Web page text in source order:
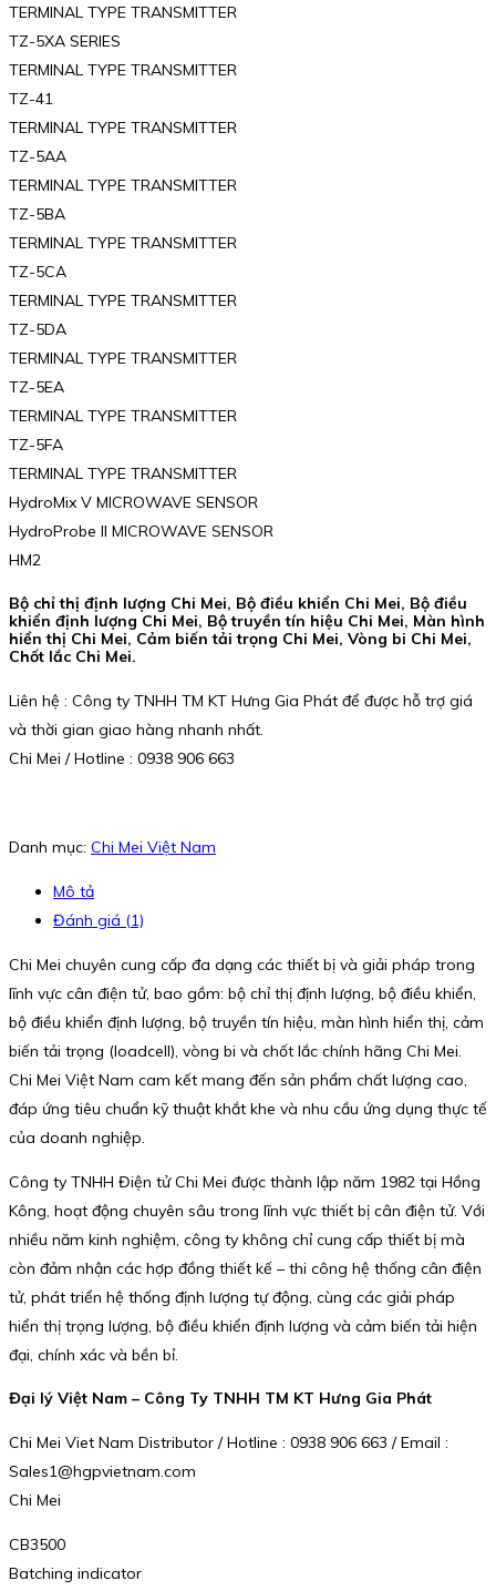
TERMINAL TYPE TRANSMITTER
TZ-5XA SERIES
TERMINAL TYPE TRANSMITTER
TZ-41
TERMINAL TYPE TRANSMITTER
TZ-5AA
TERMINAL TYPE TRANSMITTER
TZ-5BA
TERMINAL TYPE TRANSMITTER
TZ-5CA
TERMINAL TYPE TRANSMITTER
TZ-5DA
TERMINAL TYPE TRANSMITTER
TZ-5EA
TERMINAL TYPE TRANSMITTER
TZ-5FA
TERMINAL TYPE TRANSMITTER
HydroMix V MICROWAVE SENSOR
HydroProbe II MICROWAVE SENSOR
HM2
Bộ chỉ thị định lượng Chi Mei, Bộ điều khiển Chi Mei, Bộ điều
khiển định lượng Chi Mei, Bộ truyền tín hiệu Chi Mei, Màn hình
hiển thị Chi Mei, Cảm biến tải trọng Chi Mei, Vòng bi Chi Mei,
Chốt lắc Chi Mei.
Liên hệ : Công ty TNHH TM KT Hưng Gia Phát để được hỗ trợ giá
và thời gian giao hàng nhanh nhất.
Chi Mei / Hotline : 0938 906 663
Danh mục: Chi Mei Việt Nam
Mô tả
Đánh giá (1)
Chi Mei chuyên cung cấp đa dạng các thiết bị và giải pháp trong
lĩnh vực cân điện tử, bao gồm: bộ chỉ thị định lượng, bộ điều khiển,
bộ điều khiển định lượng, bộ truyền tín hiệu, màn hình hiển thị, cảm
biến tải trọng (loadcell), vòng bi và chốt lắc chính hãng Chi Mei.
Chi Mei Việt Nam cam kết mang đến sản phẩm chất lượng cao,
đáp ứng tiêu chuẩn kỹ thuật khắt khe và nhu cầu ứng dụng thực tế
của doanh nghiệp.
Công ty TNHH Điện tử Chi Mei được thành lập năm 1982 tại Hồng
Kông, hoạt động chuyên sâu trong lĩnh vực thiết bị cân điện tử. Với
nhiều năm kinh nghiệm, công ty không chỉ cung cấp thiết bị mà
còn đảm nhận các hợp đồng thiết kế – thi công hệ thống cân điện
tử, phát triển hệ thống định lượng tự động, cùng các giải pháp
hiển thị trọng lượng, bộ điều khiển định lượng và cảm biến tải hiện
đại, chính xác và bền bỉ.
Đại lý Việt Nam – Công Ty TNHH TM KT Hưng Gia Phát
Chi Mei Viet Nam Distributor / Hotline : 0938 906 663 / Email :
Sales1@hgpvietnam.com
Chi Mei
CB3500
Batching indicator